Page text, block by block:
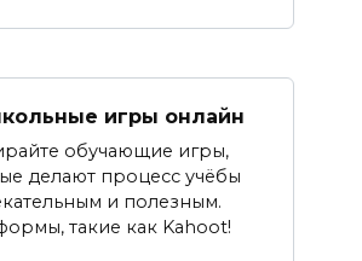
игры онлайн
обучающие игры,
делают процесс учёбы
и полезным.
такие как Kahoot!